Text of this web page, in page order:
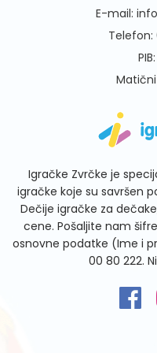
E-mail:
Telefon:
Matični
Igračke Zvrčke je
igračke koje su savršen
Dečije igračke za
cene. Pošaljite nam
osnovne podatke (Ime i
00 80 222.